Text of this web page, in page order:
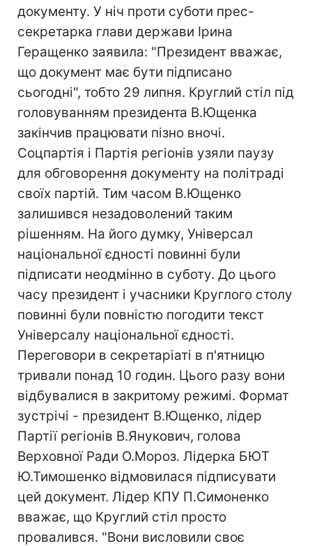
документу. У ніч проти суботи прес-
секретарка глави держави Ірина
Геращенко заявила: "Президент вважає,
що документ має бути підписано
сьогодні", тобто 29 липня. Круглий стіл під
головуванням президента В.Ющенка
закінчив працювати пізно вночі.
Соцпартія і Партія регіонів узяли паузу
для обговорення документу на політраді
своїх партій. Тим часом В.Ющенко
залишився незадоволений таким
рішенням. На його думку, Універсал
національної єдності повинні були
підписати неодмінно в суботу. До цього
часу президент і учасники Круглого столу
повинні були повністю погодити текст
Універсалу національної єдності.
Переговори в секретаріаті в п'ятницю
тривали понад 10 годин. Цього разу вони
відбувалися в закритому режимі. Формат
зустрічі - президент В.Ющенко, лідер
Партії регіонів В.Янукович, голова
Верховної Ради О.Мороз. Лідерка БЮТ
Ю.Тимошенко відмовилася підписувати
цей документ. Лідер КПУ П.Симоненко
вважає, що Круглий стіл просто
провалився. "Вони висловили своє